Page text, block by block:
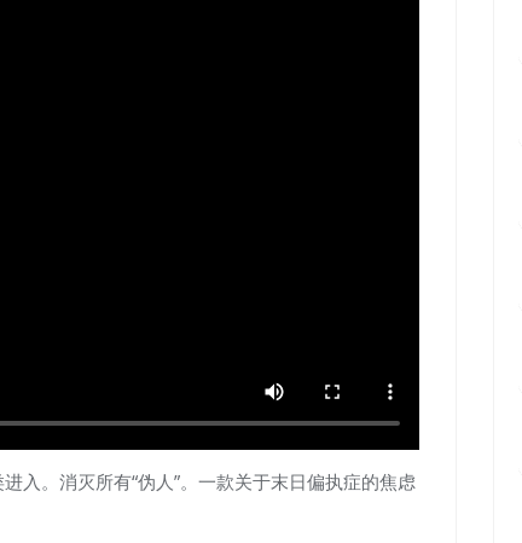
入。消灭所有“伪人”。一款关于末日偏执症的焦虑